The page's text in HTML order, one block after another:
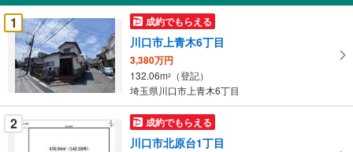
受
け
取
る
・
件
を
1
成約でもらえる
川口市上青木6丁目
3,380万円
132.06m2
（登記）
埼玉県川口市上青木6丁目
2 成約でもらえる
川口市北原台1丁目